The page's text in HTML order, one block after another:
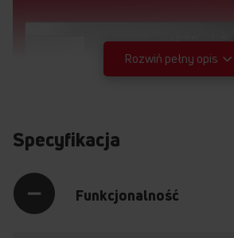
Rozwiń pełny opis
Specyfikacja
Funkcjonalność